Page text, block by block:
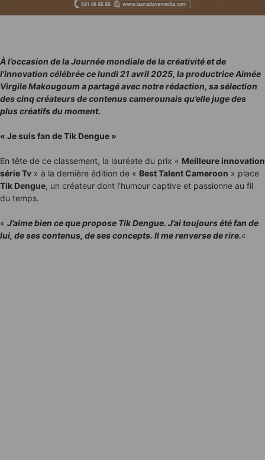
À l’occasion de la Journée mondiale de la créativité et de
l’innovation célébrée ce lundi 21 avril 2025, la productrice Aimée
Virgile Makougoum a partagé avec notre rédaction, sa sélection
des cinq créateurs de contenus camerounais qu’elle juge des
plus créatifs du moment.
« Je suis fan de Tik Dengue »
En tête de ce classement, la lauréate du prix « Meilleure innovation
série Tv » à la dernière édition de « Best Talent Cameroon » place
Tik Dengue, un créateur dont l’humour captive et passionne au fil
du temps.
« J’aime bien ce que propose Tik Dengue. J’ai toujours été fan de
lui, de ses contenus, de ses concepts. Il me renverse de rire.«